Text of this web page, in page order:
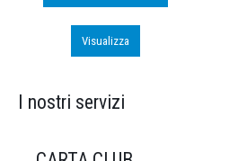
Visualizza
I nostri servizi